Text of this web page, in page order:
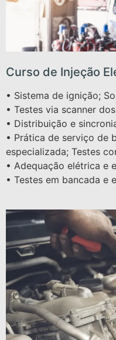
Curso de Injeção
• Sistema de ignição;
• Testes via scanner
• Distribuição e
• Prática de serviço de
especializada; Testes
• Adequação elétrica e
• Testes em bancada e